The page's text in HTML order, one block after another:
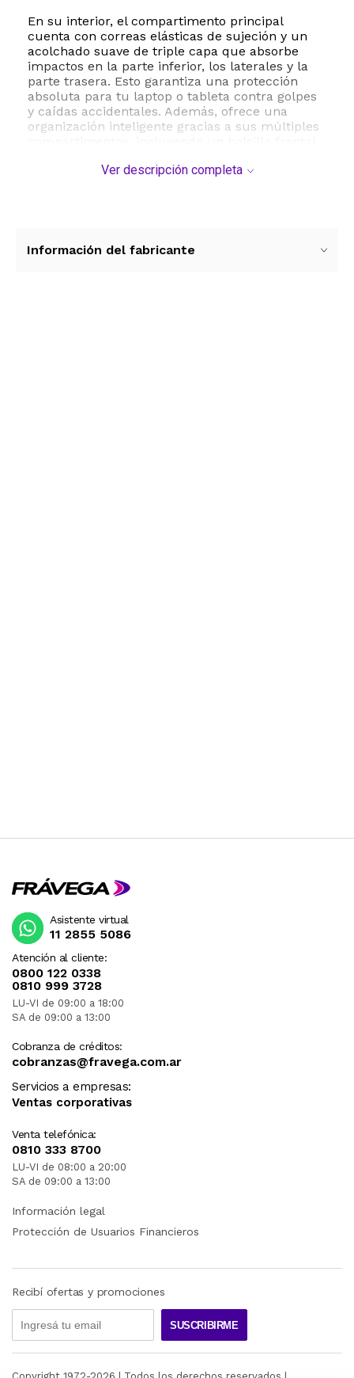
En su interior, el compartimento principal
cuenta con correas elásticas de sujeción y un
acolchado suave de triple capa que absorbe
impactos en la parte inferior, los laterales y la
parte trasera. Esto garantiza una protección
absoluta para tu laptop o tableta contra golpes
y caídas accidentales. Además, ofrece una
organización inteligente gracias a sus múltiples
cargador, cables, mouse, teléfono celular,
múltiple. Cuenta con una correa de hombro
Ver descripción completa
Información del fabricante
Atención al cliente:
0800 122 0338
0810 999 3728
LU-VI de 09:00 a 18:00
SA de 09:00 a 13:00
Cobranza de créditos:
cobranzas@fravega.com.ar
Servicios a empresas:
Ventas corporativas
Venta telefónica:
0810 333 8700
LU-VI de 08:00 a 20:00
SA de 09:00 a 13:00
Asistente virtual
11 2855 5086
Información legal
Protección de Usuarios Financieros
Recibí ofertas y promociones
SUSCRIBIRME